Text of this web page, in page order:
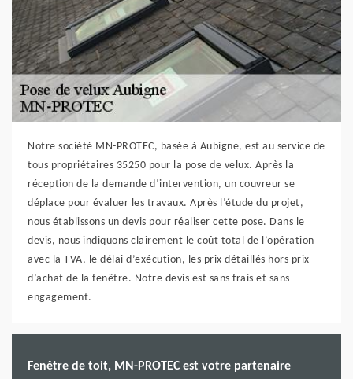
Notre société MN-PROTEC, basée à Aubigne, est au service de
tous propriétaires 35250 pour la pose de velux. Après la
réception de la demande d’intervention, un couvreur se
déplace pour évaluer les travaux. Après l’étude du projet,
nous établissons un devis pour réaliser cette pose. Dans le
devis, nous indiquons clairement le coût total de l’opération
avec la TVA, le délai d’exécution, les prix détaillés hors prix
d’achat de la fenêtre. Notre devis est sans frais et sans
engagement.
Fenêtre de toit, MN-PROTEC est votre partenaire